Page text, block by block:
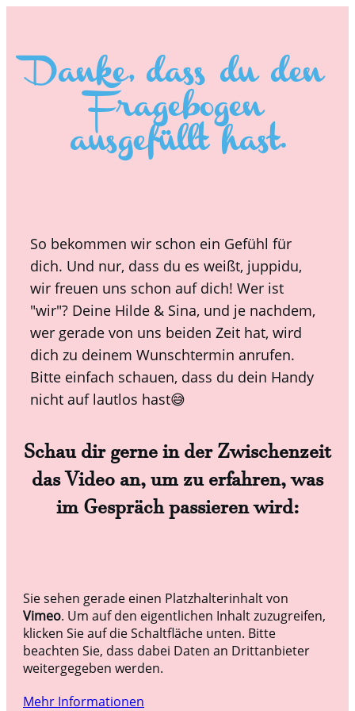
Danke, dass du den
Fragebogen
ausgefüllt hast.
So bekommen wir schon ein Gefühl für
dich. Und nur, dass du es weißt, juppidu,
wir freuen uns schon auf dich! Wer ist
"wir"? Deine Hilde & Sina, und je nachdem,
wer gerade von uns beiden Zeit hat, wird
dich zu deinem Wunschtermin anrufen.
Bitte einfach schauen, dass du dein Handy
nicht auf lautlos hast😅
Schau dir gerne in der Zwischenzeit
das Video an, um zu erfahren, was
im Gespräch passieren wird:
Sie sehen gerade einen Platzhalterinhalt von
Vimeo. Um auf den eigentlichen Inhalt zuzugreifen,
klicken Sie auf die Schaltfläche unten. Bitte
beachten Sie, dass dabei Daten an Drittanbieter
weitergegeben werden.
Mehr Informationen